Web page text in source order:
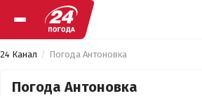
24 Канал Погода Антоновка
Погода Антоновка